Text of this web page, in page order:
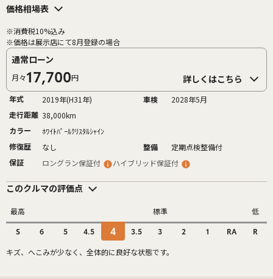
価格相場表
※消費税10%込み
※価格は展示店にて8月登録の場合
通常ローン
月々17,700円 詳しくはこちら
年式 2019年(H31年) 車検
2028年5月
走行距離 38,000km
カラー
ﾎﾜｲﾄﾊﾟｰﾙｸﾘｽﾀﾙｼｬｲﾝ
修復歴
なし 整備
定期点検整備付
保証
ロングラン保証付 ハイブリッド保証付
このクルマの評価点
最高 標準 低
S 6 5 4.5 4 3.5 3 2 1 RA R
キズ、へこみが少なく、全体的に良好な状態です。